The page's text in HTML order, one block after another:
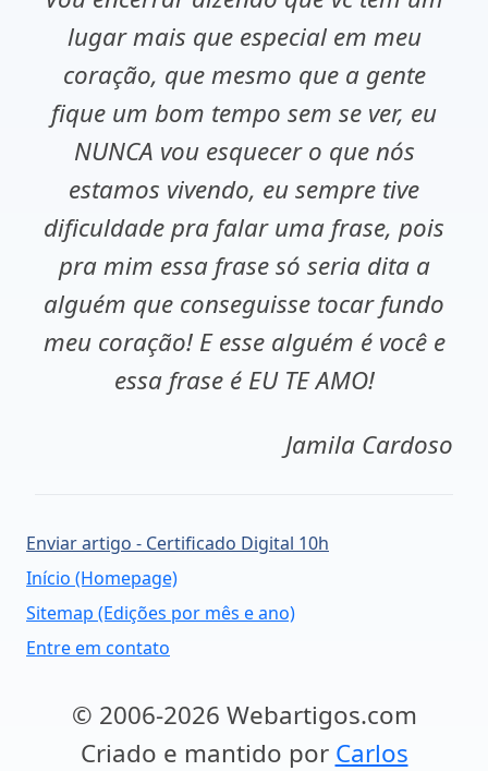
lugar mais que especial em meu
coração, que mesmo que a gente
fique um bom tempo sem se ver, eu
NUNCA vou esquecer o que nós
estamos vivendo, eu sempre tive
dificuldade pra falar uma frase, pois
pra mim essa frase só seria dita a
alguém que conseguisse tocar fundo
meu coração! E esse alguém é você e
essa frase é EU TE AMO!
Jamila Cardoso
Enviar artigo - Certificado Digital 10h
Início (Homepage)
Sitemap (Edições por mês e ano)
Entre em contato
© 2006-2026 Webartigos.com
Criado e mantido por Carlos